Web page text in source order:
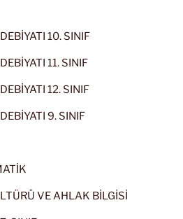
10. SINIF
11. SINIF
12. SINIF
9. SINIF
VE AHLAK BİLGİSİ